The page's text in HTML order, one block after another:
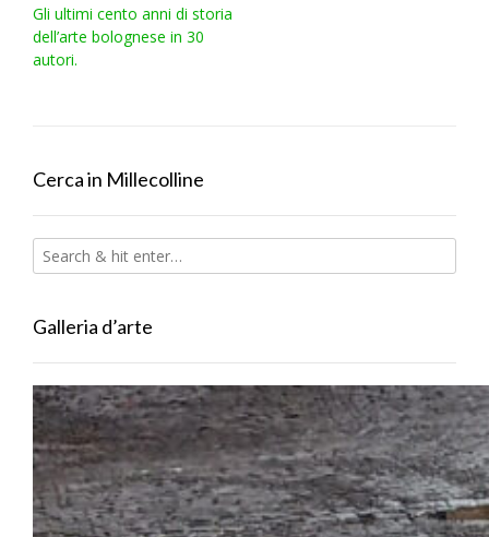
Post
navigation
Gli ultimi cento anni di storia
dell’arte bolognese in 30
autori.
Cerca in Millecolline
Galleria d’arte